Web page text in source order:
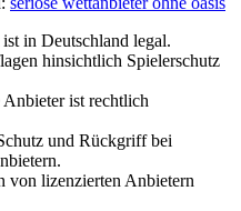
in Deutschland legal.
hinsichtlich Spielerschutz
ist rechtlich
und Rückgriff bei
von lizenzierten Anbietern